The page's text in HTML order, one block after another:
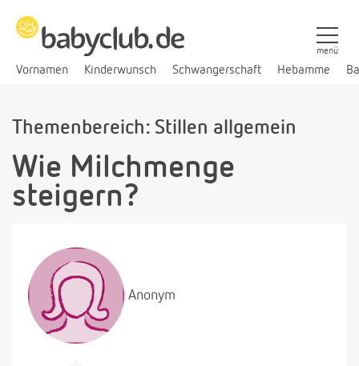
Vornamen Kinderwunsch Schwangerschaft Hebamme
menü
Themenbereich: Stillen allgemein
Wie Milchmenge
steigern?
Anonym